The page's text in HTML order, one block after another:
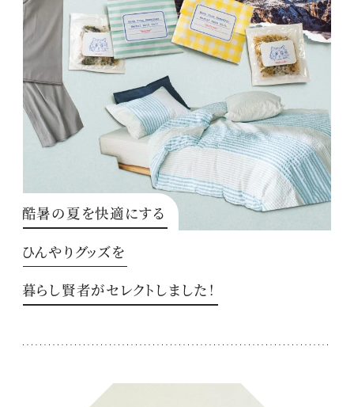
酷暑の夏を快適にする
ひんやりグッズを
暮らし賢者がセレクトしました！